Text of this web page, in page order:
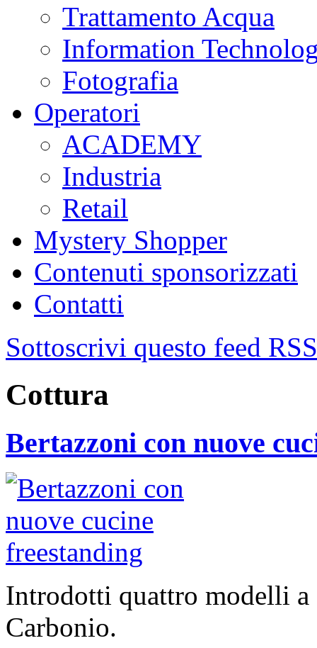
Trattamento Acqua
Information
Fotografia
Operatori
ACADEMY
Industria
Retail
Mystery Shopper
Contenuti sponsorizzati
Contatti
Sottoscrivi questo feed RSS
Cottura
Bertazzoni con nuove
Introdotti quattro modelli a
Carbonio.